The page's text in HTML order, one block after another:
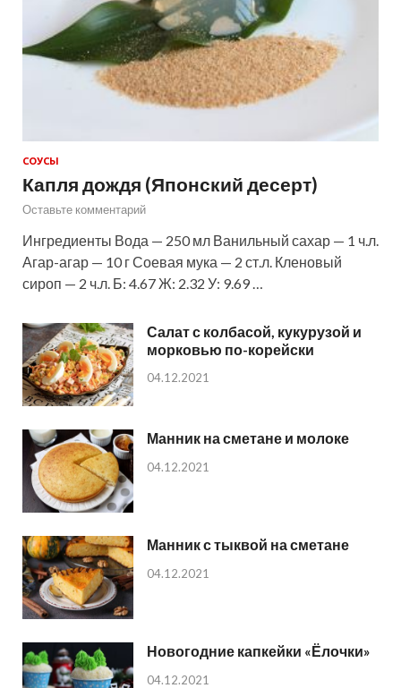
СОУСЫ
Капля дождя (Японский десерт)
Оставьте комментарий
Ингредиенты Вода — 250 мл Ванильный сахар — 1 ч.л.
Агар-агар — 10 г Соевая мука — 2 ст.л. Кленовый
сироп — 2 ч.л. Б: 4.67 Ж: 2.32 У: 9.69 …
Салат с колбасой, кукурузой и
морковью по-корейски
04.12.2021
Манник на сметане и молоке
04.12.2021
Манник с тыквой на сметане
04.12.2021
Новогодние капкейки «Ёлочки»
04.12.2021